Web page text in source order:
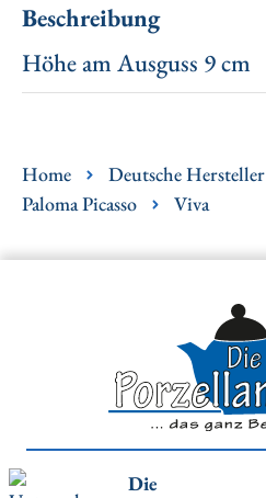
Beschreibung
Höhe am Ausguss 9 cm
Home Deutsche Hersteller
Paloma Picasso
Viva
Die